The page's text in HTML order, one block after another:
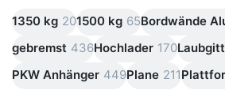
1350 kg 201500 kg 65Bordwände
gebremst 436Hochlader 170
PKW Anhänger 449Plane 211